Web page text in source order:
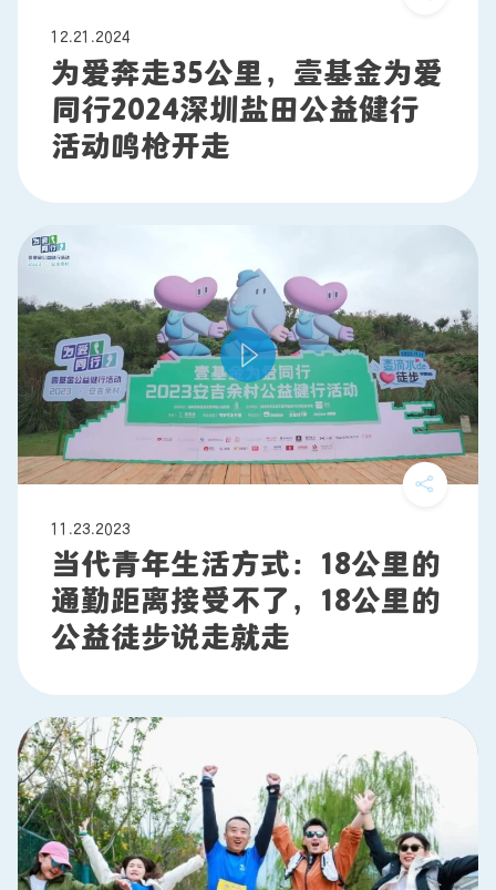
12.21.2024
为爱奔走35公里，壹基金为爱
同行2024深圳盐田公益健行
活动鸣枪开走
11.23.2023
当代青年生活方式：18公里的
通勤距离接受不了，18公里的
公益徒步说走就走